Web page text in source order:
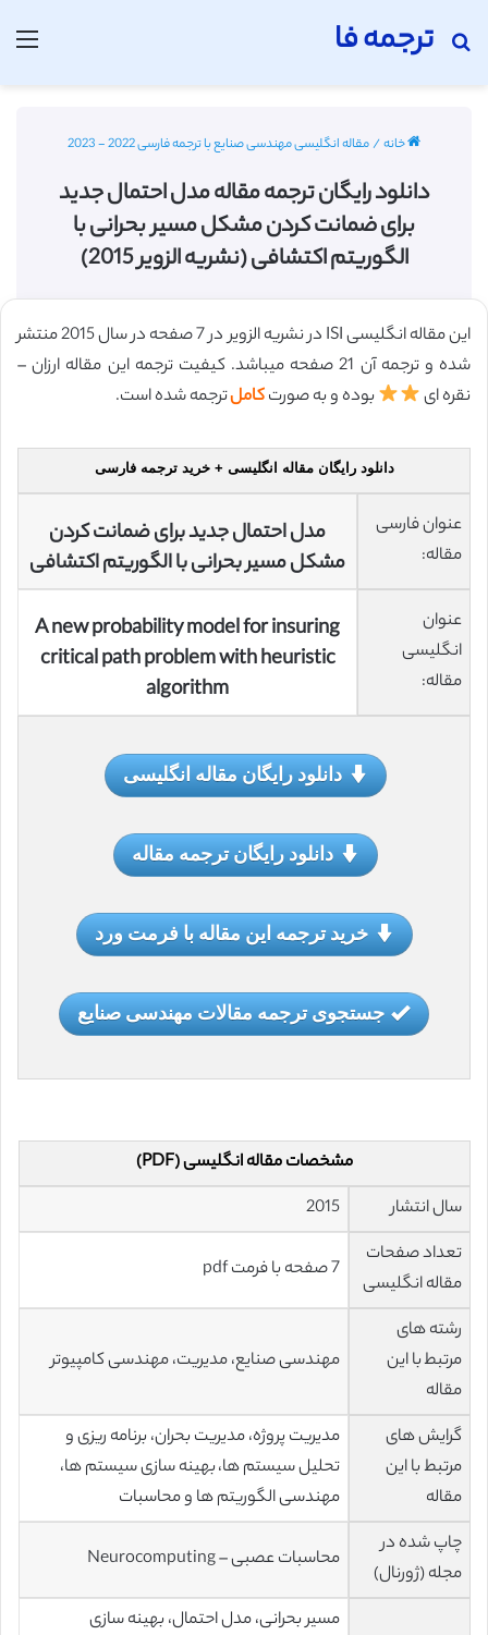
ترجمه فا
جستجو برای
خانه/مقاله انگلیسی مهندسی صنایع با ترجمه فارسی 2022 - 2023
دانلود رایگان ترجمه مقاله مدل احتمال جدید
برای ضمانت کردن مشکل مسیر بحرانی با
الگوریتم اکتشافی (نشریه الزویر 2015)
این مقاله انگلیسی ISI در نشریه الزویر در 7 صفحه در سال 2015 منتشر
شده و ترجمه آن 21 صفحه میباشد. کیفیت ترجمه این مقاله ارزان –
نقره ای
بوده و به صورتکاملترجمه شده است.
دانلود رایگان مقاله انگلیسی + خرید ترجمه فارسی
عنوان فارسی
مقاله:
مدل احتمال جدید برای ضمانت کردن
مشکل مسیر بحرانی با الگوریتم اکتشافی
عنوان
انگلیسی
مقاله:
A new probability model for insuring
critical path problem with heuristic
algorithm
دانلود رایگان مقاله انگلیسی
دانلود رایگان ترجمه مقاله
خرید ترجمه این مقاله با فرمت ورد
جستجوی ترجمه مقالات مهندسی صنایع
مشخصات مقاله انگلیسی (PDF)
سال انتشار
2015
تعداد صفحات
مقاله انگلیسی
7 صفحه با فرمت pdf
رشته های
مرتبط با این
مقاله
مهندسی صنایع، مدیریت، مهندسی کامپیوتر
گرایش های
مرتبط با این
مقاله
مدیریت پروژه، مدیریت بحران، برنامه ریزی و
تحلیل سیستم ها، بهینه سازی سیستم ها،
مهندسی الگوریتم ها و محاسبات
چاپ شده در
مجله (ژورنال)
محاسبات عصبی – Neurocomputing
مسیر بحرانی، مدل احتمال، بهینه سازی